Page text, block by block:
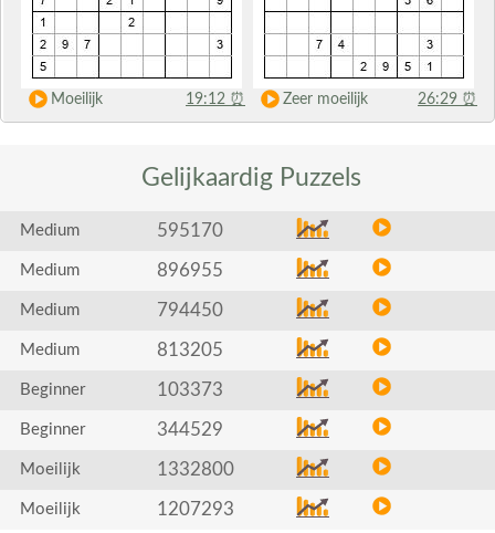
Moeilijk 19:12 ⏰ Zeer moeilijk 26:29 ⏰
Gelijkaardig Puzzels
Medium 595170
Medium 896955
Medium 794450
Medium 813205
Beginner 103373
Beginner 344529
Moeilijk 1332800
Moeilijk 1207293